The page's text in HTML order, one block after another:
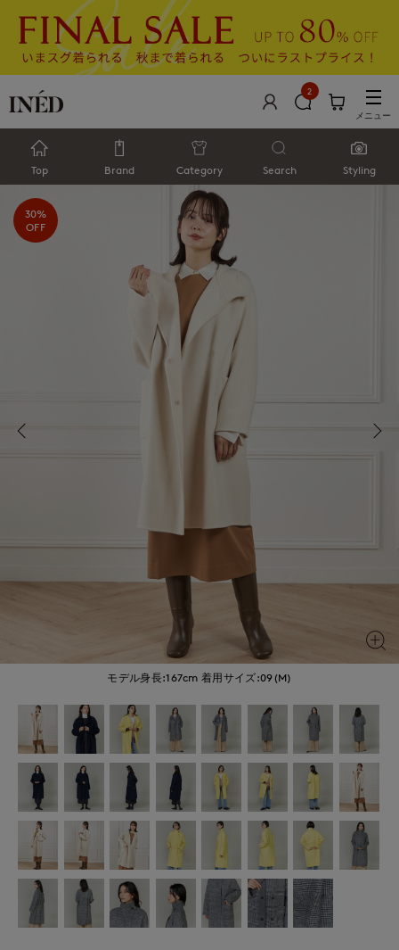
2
メニュー
Top Brand Category Search Styling
モデル身長:167cm 着用サイズ:09(M)
30%
OFF